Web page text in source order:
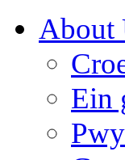
About
Ein